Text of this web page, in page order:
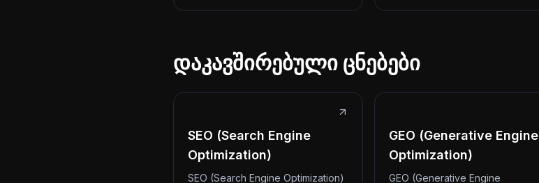
დაკავშირებული ცნებები
SEO (Search Engine
Optimization)
SEO (Search Engine Optimization)
GEO (Generative Engine
Optimization)
GEO (Generative Engine